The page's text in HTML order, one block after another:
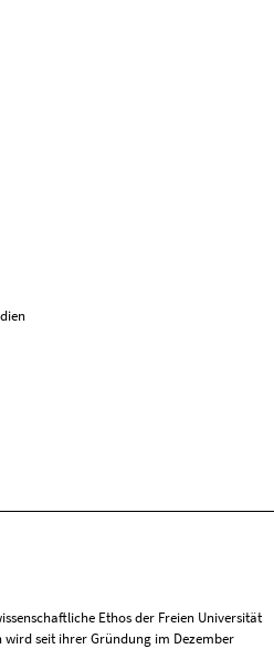
Ethos der Freien Universität
wird seit ihrer Gründung im Dezember